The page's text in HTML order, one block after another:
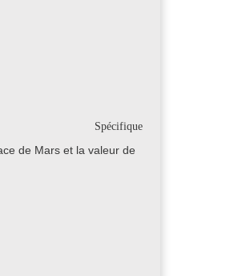
Spécifique
de Mars et la valeur de